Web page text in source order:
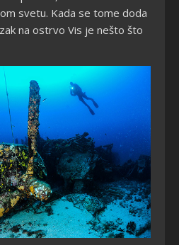
svetu. Kada se tome doda
na ostrvo Vis je nešto što